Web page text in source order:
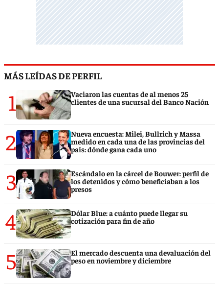
MÁS LEÍDAS DE PERFIL
1
Vaciaron las cuentas de al menos 25
clientes de una sucursal del Banco Nación
2
Nueva encuesta: Milei, Bullrich y Massa
medido en cada una de las provincias del
país: dónde gana cada uno
3
Escándalo en la cárcel de Bouwer: perfil de
los detenidos y cómo beneficiaban a los
presos
4
Dólar Blue: a cuánto puede llegar su
cotización para fin de año
5
El mercado descuenta una devaluación del
peso en noviembre y diciembre